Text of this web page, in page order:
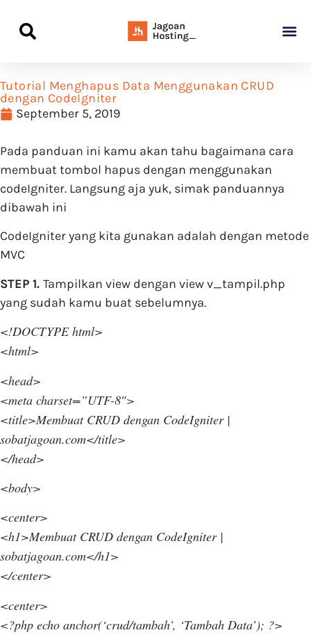
Tutorial Menghapus Data Menggunakan CRUD
dengan CodeIgniter
September 5, 2019
Pada panduan ini kamu akan tahu bagaimana cara
membuat tombol hapus dengan menggunakan
codeIgniter. Langsung aja yuk, simak panduannya
dibawah ini
CodeIgniter yang kita gunakan adalah dengan metode
MVC
STEP 1. Tampilkan view dengan view v_tampil.php
yang sudah kamu buat sebelumnya.
<!DOCTYPE html>
<html>
<head>
<meta charset=”UTF-8″>
<title>Membuat CRUD dengan CodeIgniter |
sobatjagoan.com</title>
</head>
<body>
<center>
<h1>Membuat CRUD dengan CodeIgniter |
sobatjagoan.com</h1>
</center>
<center>
<?php echo anchor(‘crud/tambah’, ‘Tambah Data’); ?>